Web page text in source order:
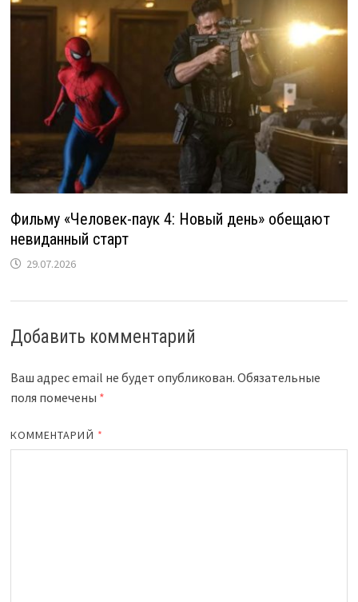
Фильму «Человек-паук 4: Новый день» обещают
невиданный старт
29.07.2026
Добавить комментарий
Ваш адрес email не будет опубликован. Обязательные
поля помечены *
КОММЕНТАРИЙ *